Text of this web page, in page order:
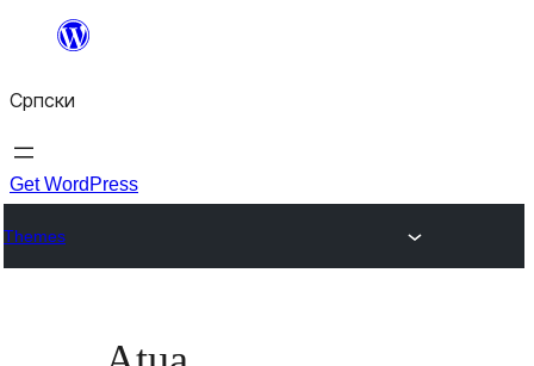
Скочи
садржај
Српски
Get WordPress
Themes